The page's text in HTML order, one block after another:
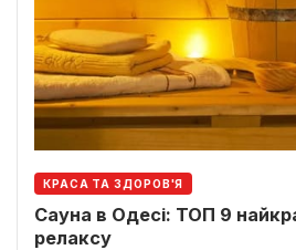
КРАСА ТА ЗДОРОВ'Я
Сауна в Одесі: ТОП 9
релаксу